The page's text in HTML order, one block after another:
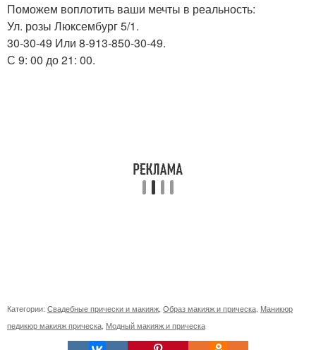
Поможем воплотить ваши мечты в реальность:
Ул. розы Люксембург 5/1.
30-30-49 Или 8-913-850-30-49.
С 9: 00 до 21: 00.
Категории: Свадебные прически и макияж Образ макияж и прическа Маникюр
педикюр макияж прическа Модный макияж и прическа